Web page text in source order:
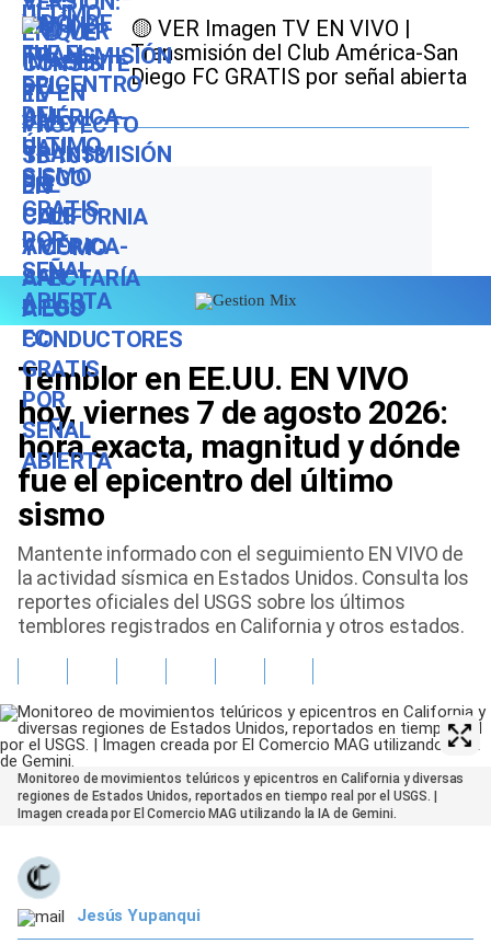
🟡 VER Imagen TV EN VIVO |
Transmisión del Club América-San
Diego FC GRATIS por señal abierta